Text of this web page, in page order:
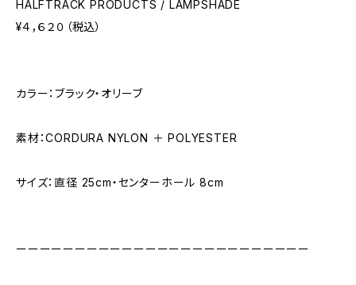
HALFTRACK PRODUCTS / LAMPSHADE
¥４，６２０（税込）
カラー：ブラック・オリーブ
素材：CORDURA NYLON ＋ POLYESTER
サイズ：直径 25cm・センターホール 8cm
ーーーーーーーーーーーーーーーーーーーーーーーーー